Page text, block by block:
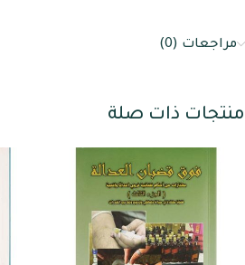
مراجعات (0)
منتجات ذات صلة